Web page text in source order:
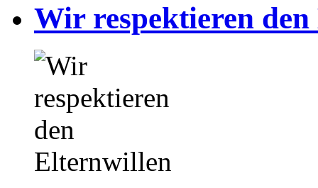
Wir respektieren